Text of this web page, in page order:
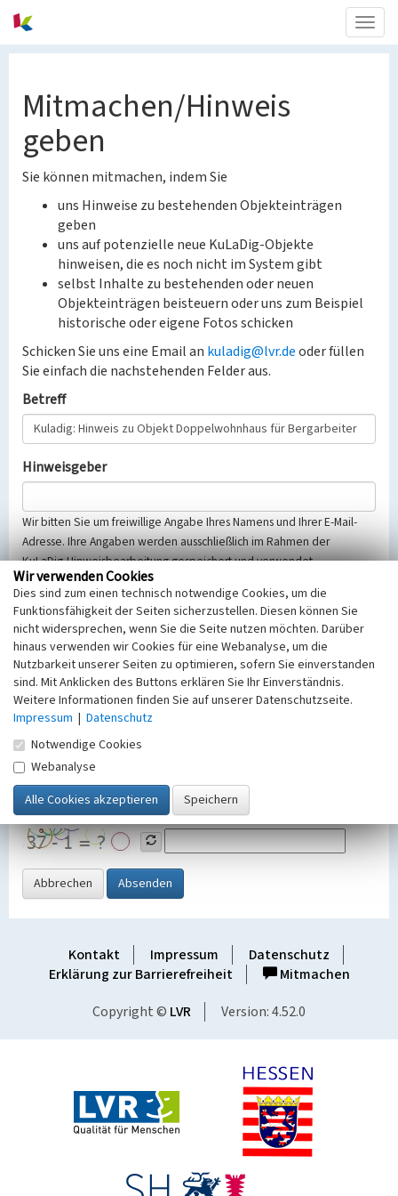
Mitmachen/Hinweis
geben
Sie können mitmachen, indem Sie
uns Hinweise zu bestehenden Objekteinträgen
geben
uns auf potenzielle neue KuLaDig-Objekte
hinweisen, die es noch nicht im System gibt
selbst Inhalte zu bestehenden oder neuen
Objekteinträgen beisteuern oder uns zum Beispiel
historische oder eigene Fotos schicken
Schicken Sie uns eine Email an kuladig@lvr.deoder füllen
Sie einfach die nachstehenden Felder aus.
Betreff
Hinweisgeber
Wir bitten Sie um freiwillige Angabe Ihres Namens und Ihrer E-Mail-
Adresse. Ihre Angaben werden ausschließlich im Rahmen der
KuLaDig-Hinweisbearbeitung gespeichert und verwendet.
Selbstverständlich werden diese entsprechend der Vorschriften des
Telemediengesetzes, des Datenschutzgesetzes NRW und der seit
dem 25.05.2018 gültigen Europäischen Datenschutzgrundverordnung
(EU-DSGVO) vertraulich behandelt, beachten Sie bitte unsere
Hinweise zumDatenschutz
Nachricht
SicherheitsabfrageTragen Sie unten das Rechenergebnis aus der
Grafik ein
Abbrechen Absenden
Kontakt Impressum
Datenschutz
Erklärung zur Barrierefreiheit
Mitmachen
Copyright © LVR Version: 4.52.0
Wir verwenden Cookies
Dies sind zum einen technisch notwendige Cookies, um die
Funktionsfähigkeit der Seiten sicherzustellen. Diesen können Sie
nicht widersprechen, wenn Sie die Seite nutzen möchten. Darüber
hinaus verwenden wir Cookies für eine Webanalyse, um die
Nutzbarkeit unserer Seiten zu optimieren, sofern Sie einverstanden
sind. Mit Anklicken des Buttons erklären Sie Ihr Einverständnis.
Weitere Informationen finden Sie auf unserer Datenschutzseite.
Impressum | Datenschutz
Notwendige Cookies
Webanalyse